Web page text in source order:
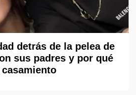
detrás de la pelea de
sus padres y por qué